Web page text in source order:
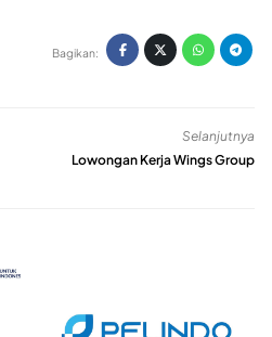
Bagikan:
Selanjutnya
Lowongan Kerja Wings Group